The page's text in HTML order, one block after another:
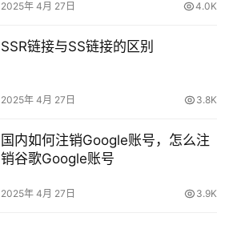
2025年 4月 27日 4.0K
SSR链接与SS链接的区别
2025年 4月 27日 3.8K
国内如何注销Google账号，怎么注
销谷歌Google账号
2025年 4月 27日 3.9K